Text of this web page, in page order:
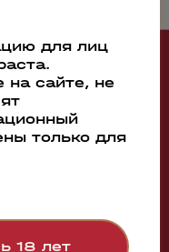
Vinho Verde DOC
Бронь в 1 клик
для лиц
сайте, не
только для
18 лет